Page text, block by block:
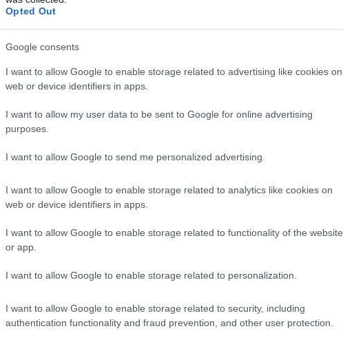
Opted Out
Google consents
I want to allow Google to enable storage related to advertising like cookies on
web or device identifiers in apps.
I want to allow my user data to be sent to Google for online advertising
purposes.
I want to allow Google to send me personalized advertising.
I want to allow Google to enable storage related to analytics like cookies on
web or device identifiers in apps.
I want to allow Google to enable storage related to functionality of the website
or app.
I want to allow Google to enable storage related to personalization.
I want to allow Google to enable storage related to security, including
authentication functionality and fraud prevention, and other user protection.
– samalla säilyttäen tutun suomalaisen näkökulman.
muoti-ilmiö. Puhutaan karppauksesta, VHH:sta ja
siinä mielessä, että ainakin jossain määrin
onkaan kestävyysurheilussa, jossa
ravintoaine?
maailmancupissa
Placidissa 20 kilometrin yhteislähtökisoihin.
kaikissa kolmessa cupissa voittamalla viimeisen